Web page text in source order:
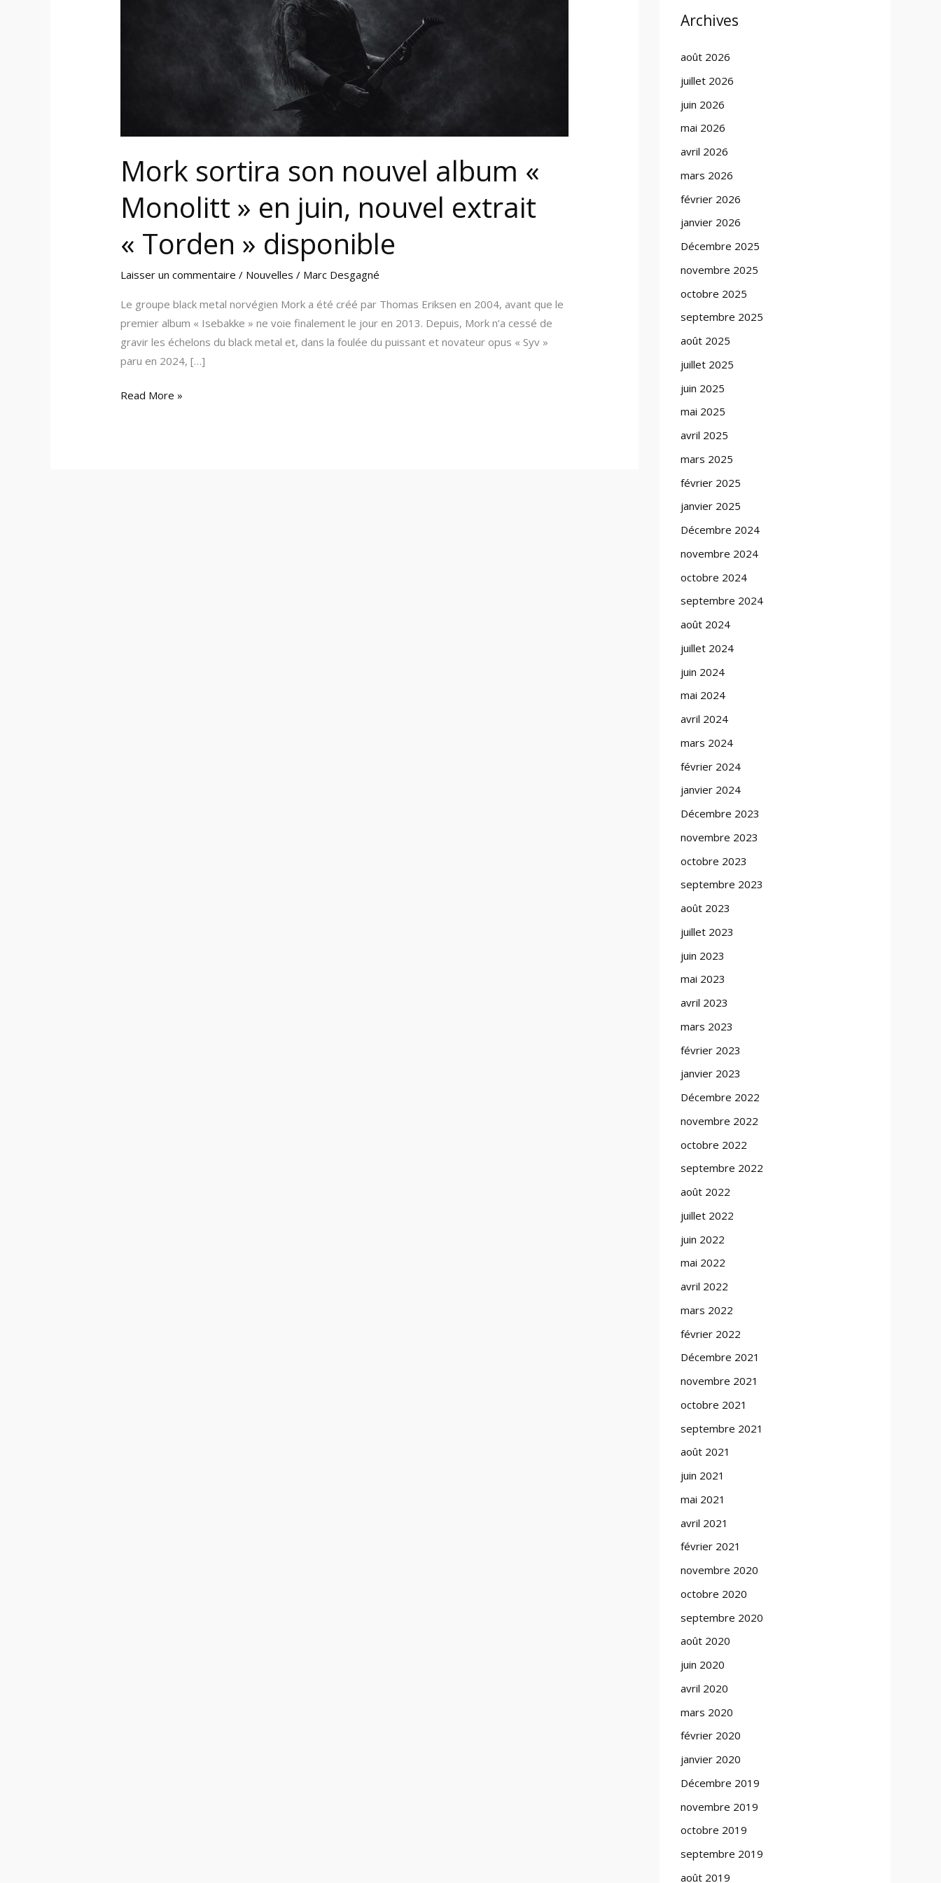
Mork sortira son nouvel album «
Monolitt » en juin, nouvel extrait
« Torden » disponible
Laisser un commentaire / Nouvelles / Marc Desgagné
Le groupe black metal norvégien Mork a été créé par Thomas Eriksen en 2004, avant que le
premier album « Isebakke » ne voie finalement le jour en 2013. Depuis, Mork n’a cessé de
gravir les échelons du black metal et, dans la foulée du puissant et novateur opus « Syv »
paru en 2024, […]
Read More »
Archives
août 2026
juillet 2026
juin 2026
mai 2026
avril 2026
mars 2026
février 2026
janvier 2026
Décembre 2025
novembre 2025
octobre 2025
septembre 2025
août 2025
juillet 2025
juin 2025
mai 2025
avril 2025
mars 2025
février 2025
janvier 2025
Décembre 2024
novembre 2024
octobre 2024
septembre 2024
août 2024
juillet 2024
juin 2024
mai 2024
avril 2024
mars 2024
février 2024
janvier 2024
Décembre 2023
novembre 2023
octobre 2023
septembre 2023
août 2023
juillet 2023
juin 2023
mai 2023
avril 2023
mars 2023
février 2023
janvier 2023
Décembre 2022
novembre 2022
octobre 2022
septembre 2022
août 2022
juillet 2022
juin 2022
mai 2022
avril 2022
mars 2022
février 2022
Décembre 2021
novembre 2021
octobre 2021
septembre 2021
août 2021
juin 2021
mai 2021
avril 2021
février 2021
novembre 2020
octobre 2020
septembre 2020
août 2020
juin 2020
avril 2020
mars 2020
février 2020
janvier 2020
Décembre 2019
novembre 2019
octobre 2019
septembre 2019
août 2019